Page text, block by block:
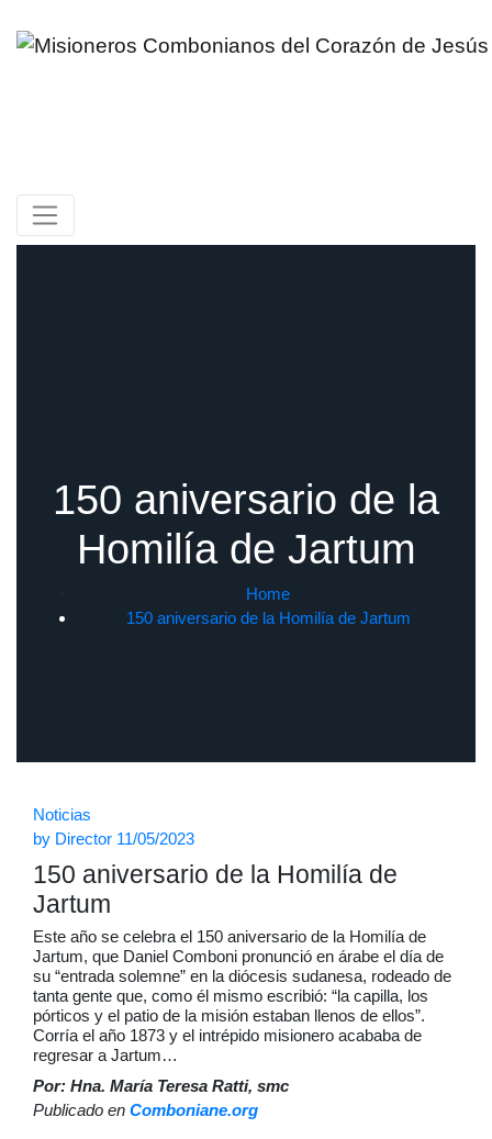
Skip
to
150 aniversario de la
Homilía de Jartum
Home
150 aniversario de la Homilía de Jartum
Noticias
by Director 11/05/2023
150 aniversario de la Homilía de
Jartum
Este año se celebra el 150 aniversario de la Homilía de
Jartum, que Daniel Comboni pronunció en árabe el día de
su “entrada solemne” en la diócesis sudanesa, rodeado de
tanta gente que, como él mismo escribió: “la capilla, los
pórticos y el patio de la misión estaban llenos de ellos”.
Corría el año 1873 y el intrépido misionero acababa de
regresar a Jartum…
Por: Hna. María Teresa Ratti, smc
Publicado en Comboniane.org